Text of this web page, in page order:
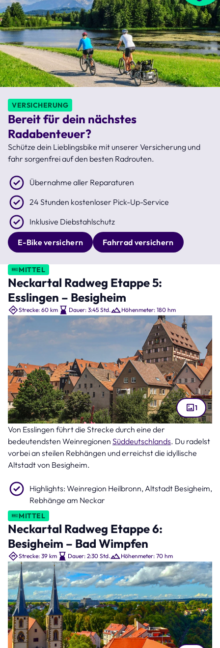
VERSICHERUNG
Bereit für dein nächstes
Radabenteuer?
Schütze dein Lieblingsbike mit unserer Versicherung und
fahr sorgenfrei auf den besten Radrouten.
Übernahme aller Reparaturen
24 Stunden kostenloser Pick-Up-Service
Inklusive Diebstahlschutz
E-Bike versichern Fahrrad versichern
MITTEL
Neckartal Radweg Etappe 5:
Esslingen – Besigheim
Strecke: 60 km Dauer: 3:45 Std. Höhenmeter: 180 hm
Besigheim an der Neckar (Bild: Thomas Heitz – stock.adobe.com )
1
Von Esslingen führt die Strecke durch eine der
bedeutendsten Weinregionen Süddeutschlands. Du radelst
vorbei an steilen Rebhängen und erreichst die idyllische
Altstadt von Besigheim.
Highlights: Weinregion Heilbronn, Altstadt Besigheim,
Rebhänge am Neckar
MITTEL
Neckartal Radweg Etappe 6:
Besigheim – Bad Wimpfen
Strecke: 39 km Dauer: 2:30 Std. Höhenmeter: 70 hm